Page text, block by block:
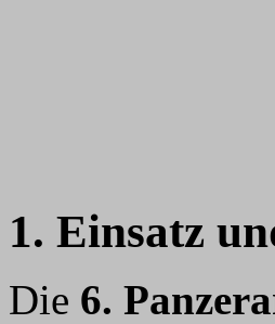
1. Einsatz
Die 6.